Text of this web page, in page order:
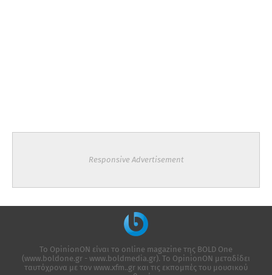
Responsive Advertisement
Το OpinionON είναι το online magazine της ΒΟLD One
(www.boldone.gr - www.boldmedia.gr). Το OpinionON μεταδίδει
ταυτόχρονα με τον www.xfm..gr και τις εκπομπές του μουσικού